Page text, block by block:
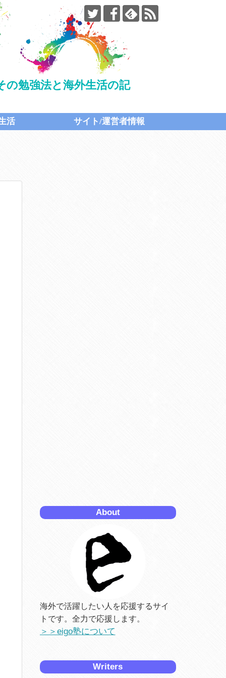
の勉強法と海外生活の記
活 サイト/運営者情報
About
海外で活躍したい人を応援するサイ
トです。全力で応援します。
＞＞eigo塾について
Writers